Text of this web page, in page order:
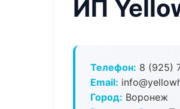
ИП
Телефон: 8 (925)
Email:
Город: Воронеж